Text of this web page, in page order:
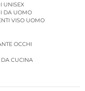
UNISEX
DA UOMO
VISO UOMO
OCCHI
DA CUCINA